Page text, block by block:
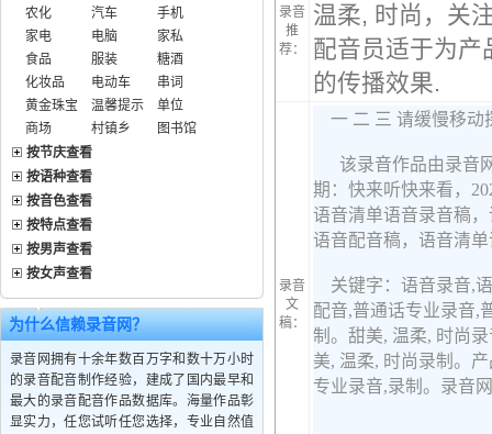
农化
汽车
手机
家电
电脑
家私
食品
服装
糖酒
化妆品
电动车
串词
黄金珠宝
温馨提示
单位
商场
村镇乡
图书馆
按节庆查看
按语种查看
按音色查看
按特点查看
按男声查看
按女声查看
为什么信赖录音网？
录音网拥有十余年数百万字和数十万小时
的录音配音制作经验，建成了国内最早和
最大的录音配音作品数据库。海量作品彰
显实力，任您试听任您选择，专业自然值
录音
推
荐：
温柔, 时尚，关
配音员适于为产
的传播效果.
录音
文
稿：